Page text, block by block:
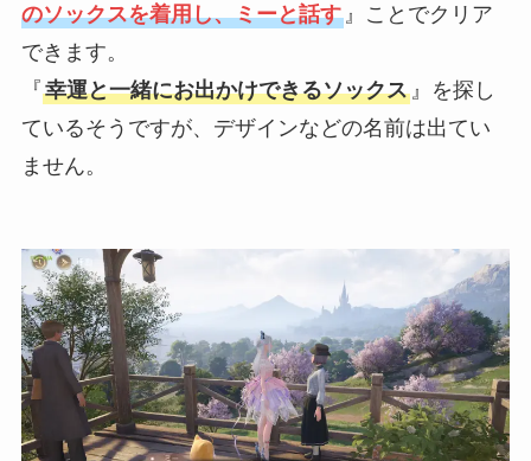
のソックスを着用し、ミーと話す』ことでクリア
できます。
『幸運と一緒にお出かけできるソックス』を探し
ているそうですが、デザインなどの名前は出てい
ません。